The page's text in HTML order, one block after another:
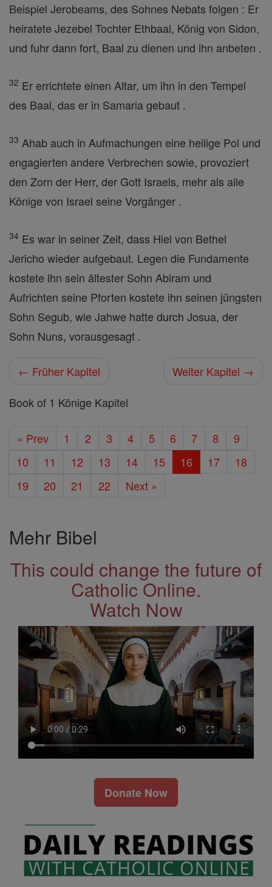
Beispiel Jerobeams, des Sohnes Nebats folgen : Er
heiratete Jezebel Tochter Ethbaal, König von Sidon,
und fuhr dann fort, Baal zu dienen und ihn anbeten .
32 Er errichtete einen Altar, um ihn in den Tempel
des Baal, das er in Samaria gebaut .
33 Ahab auch in Aufmachungen eine heilige Pol und
engagierten andere Verbrechen sowie, provoziert
den Zorn der Herr, der Gott Israels, mehr als alle
Könige von Israel seine Vorgänger .
34 Es war in seiner Zeit, dass Hiel von Bethel
Jericho wieder aufgebaut. Legen die Fundamente
kostete ihn sein ältester Sohn Abiram und
Aufrichten seine Pforten kostete ihn seinen jüngsten
Sohn Segub, wie Jahwe hatte durch Josua, der
Sohn Nuns, vorausgesagt .
← Früher Kapitel
Weiter Kapitel →
Book of 1 Könige Kapitel
« Prev 1 2 3 4 5 6 7 8
9
10
11 12 13 14 15 16 17
18
19
20 21 22 Next »
Mehr Bibel
This could change the future of
Catholic Online.
Watch Now
Donate Now